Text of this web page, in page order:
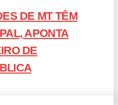
DE MT TÊM
APONTA
DE